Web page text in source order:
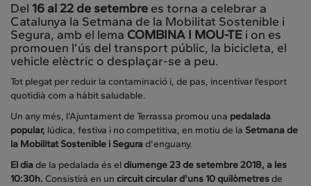
Del 16 al 22 de setembre es torna a celebrar a
Catalunya la Setmana de la Mobilitat Sostenible i
Segura, amb el lema COMBINA I MOU-TE i on es
promouen l’ús del transport públic, la bicicleta, el
vehicle elèctric o desplaçar-se a peu.
Tot plegat per reduir la contaminació i, de pas, incentivar l’esport
quotidià com a hàbit saludable.
Un any més, l'Ajuntament de Terrassa promou una pedalada
popular, lúdica, festiva i no competitiva, en motiu de la Setmana de
la Mobilitat Sostenible i Segurad'enguany.
El diade la pedalada és eldiumenge 23 de setembre 2018, a les
10:30h. Consistirà en un circuit circular d'uns 10 quilòmetresde